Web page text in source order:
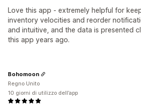
Love this app - extremely helpful for
inventory velocities and reorder
and intuitive, and the data is presented
this app years ago.
Bohomoon
Regno Unito
10 giorni di utilizzo dell’app